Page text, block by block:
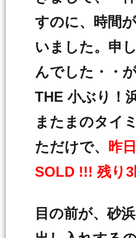
すのに、時間
いました。申
んでした・・
THE 小ぶり！
またまのタイ
ただけで、
昨
SOLD !!! 残り3
目の前が、砂